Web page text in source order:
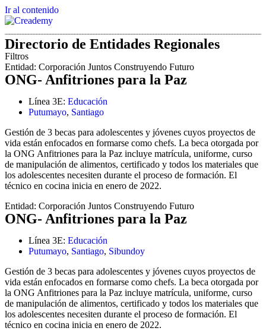
Ir al contenido
Directorio de Entidades Regionales
Filtros
Entidad: Corporación Juntos Construyendo Futuro
ONG- Anfitriones para la Paz
Línea 3E: Educación
Putumayo, Santiago
Gestión de 3 becas para adolescentes y jóvenes cuyos proyectos de
vida están enfocados en formarse como chefs. La beca otorgada por
la ONG Anfitriones para la Paz incluye matrícula, uniforme, curso
de manipulación de alimentos, certificado y todos los materiales que
los adolescentes necesiten durante el proceso de formación. El
técnico en cocina inicia en enero de 2022.
Entidad: Corporación Juntos Construyendo Futuro
ONG- Anfitriones para la Paz
Línea 3E: Educación
Putumayo, Santiago, Sibundoy
Gestión de 3 becas para adolescentes y jóvenes cuyos proyectos de
vida están enfocados en formarse como chefs. La beca otorgada por
la ONG Anfitriones para la Paz incluye matrícula, uniforme, curso
de manipulación de alimentos, certificado y todos los materiales que
los adolescentes necesiten durante el proceso de formación. El
técnico en cocina inicia en enero de 2022.